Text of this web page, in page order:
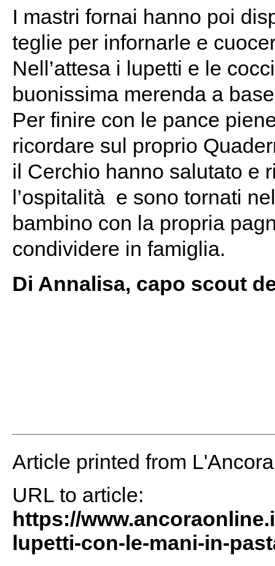
I mastri fornai hanno poi
teglie per infornarle e
Nell’attesa i lupetti e le
buonissima merenda a
Per finire con le pance
ricordare sul proprio
il Cerchio hanno salutato e
l’ospitalità e sono tornati
bambino con la propria
condividere in famiglia.
Di Annalisa, capo scout
Article printed from
URL to article:
https://
lupetti-con-le-mani-in-